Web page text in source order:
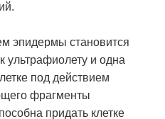
эпидермы становится
ультрафиолету и одна
под действием
фрагменты
придать клетке